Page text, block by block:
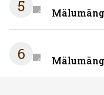
5
6